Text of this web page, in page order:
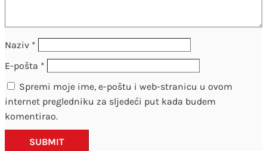
Naziv *
E-pošta *
Spremi moje ime, e-poštu i web-stranicu u ovom
internet pregledniku za sljedeći put kada budem
komentirao.
SUBMIT